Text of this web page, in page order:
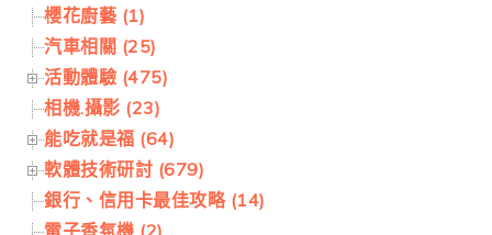
櫻花廚藝 (1)
汽車相關 (25)
活動體驗 (475)
相機.攝影 (23)
能吃就是福 (64)
軟體技術研討 (679)
銀行、信用卡最佳攻略 (14)